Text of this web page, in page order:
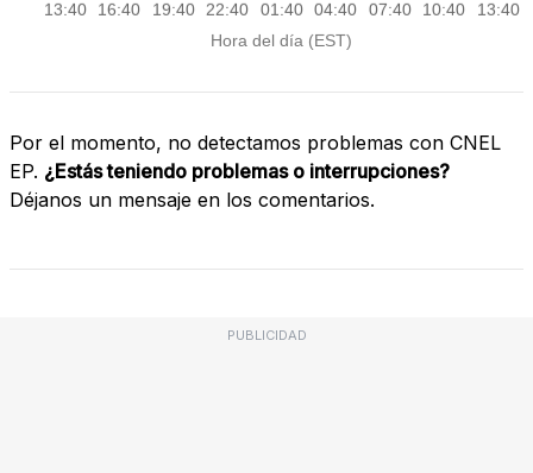
Por el momento, no detectamos problemas con CNEL
EP. ¿Estás teniendo problemas o interrupciones?
Déjanos un mensaje en los comentarios.
PUBLICIDAD